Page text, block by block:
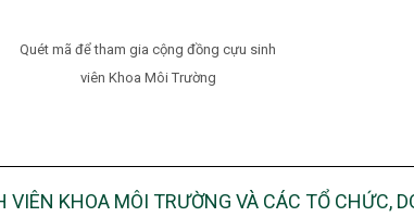
Quét mã để tham gia cộng đồng cựu sinh
viên Khoa Môi Trường
VIÊN KHOA MÔI TRƯỜNG VÀ CÁC TỔ CHỨC,